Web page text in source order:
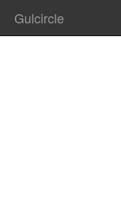
Gulcircle